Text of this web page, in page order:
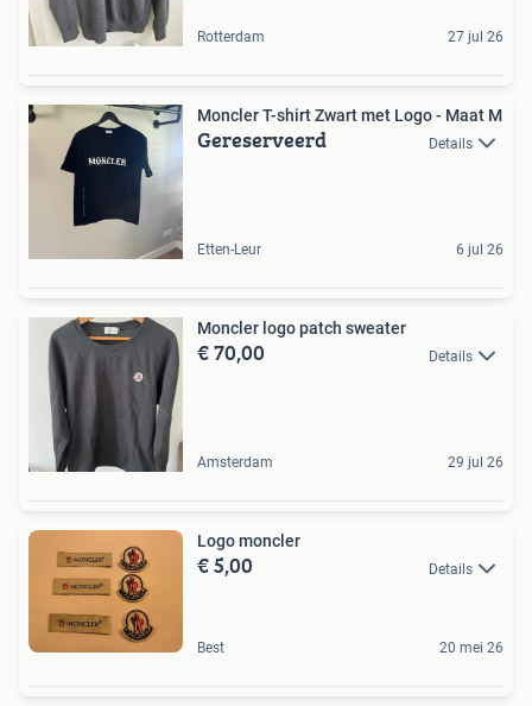
Rotterdam 27 jul 26
Moncler T-shirt Zwart met Logo - Maat M
Gereserveerd Details
Etten-Leur 6 jul 26
Moncler logo patch sweater
€ 70,00 Details
Amsterdam 29 jul 26
Logo moncler
€ 5,00 Details
Best 20 mei 26